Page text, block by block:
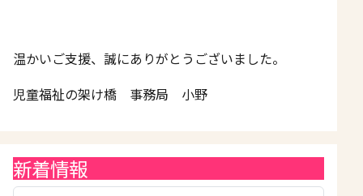
温かいご支援、誠にありがとうございました。
児童福祉の架け橋 事務局 小野
新着情報